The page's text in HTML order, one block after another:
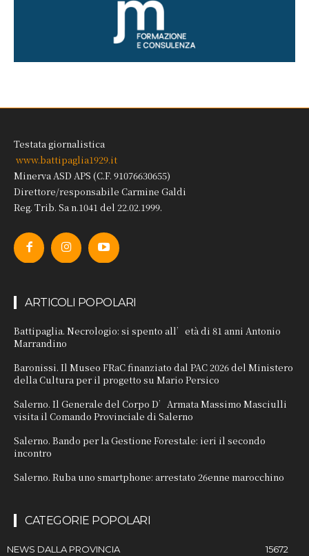
Testata giornalistica
www.battipaglia1929.it
Minerva ASD APS (C.F. 91076630655)
Direttore/responsabile Carmine Galdi
Reg. Trib. Sa n.1041 del 22.02.1999.
ARTICOLI POPOLARI
Battipaglia. Necrologio: si spento all’età di 81 anni Antonio
Marrandino
Baronissi. Il Museo FRaC finanziato dal PAC 2026 del Ministero
della Cultura per il progetto su Mario Persico
Salerno. Il Generale del Corpo D’Armata Massimo Masciulli
visita il Comando Provinciale di Salerno
Salerno. Bando per la Gestione Forestale: ieri il secondo
incontro
Salerno. Ruba uno smartphone: arrestato 26enne marocchino
CATEGORIE POPOLARI
NEWS DALLA PROVINCIA 15672